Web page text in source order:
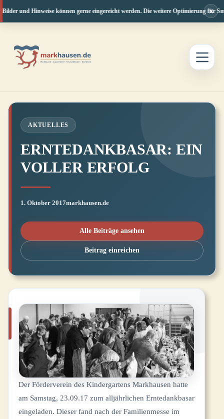
und Hinweise können gerne eingereicht werden. Die weitere Optimierung für×
springen
AKTUELLES
ERNTEDANKBASAR: EIN
VOLLER ERFOLG
1. Oktober 2017markhausen.de
Alle Beiträge ansehen
Beitrag einreichen
Der Förderverein des Kindergartens Markhausen hatte
am Samstag, 23.09.17 zum alljährlichen Erntedankbasar
eingeladen. Dieser fand nach der Familienmesse im